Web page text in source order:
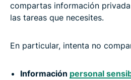
compartas información
las tareas que necesites.
En particular, intenta no
Información personal